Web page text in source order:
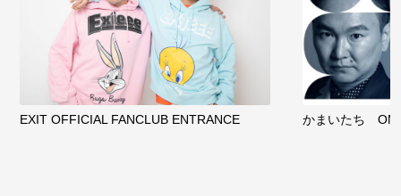
EXIT OFFICIAL FANCLUB ENTRANCE かまいたち